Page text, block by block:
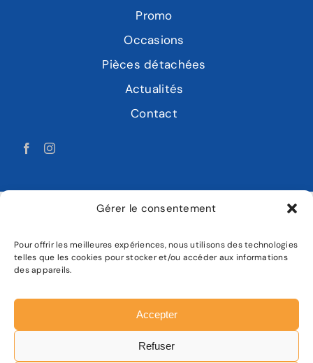
Gérer le consentement
Pour offrir les meilleures expériences, nous utilisons des technologies
telles que les cookies pour stocker et/ou accéder aux informations
des appareils.
Accepter
Refuser
Promo
Occasions
Pièces détachées
Actualités
Contact
LABAT MOTOCULTURE
Politique de confidentialité
Plan de site